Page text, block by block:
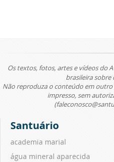
Os textos, fotos, artes e vídeos do
brasileira
Não reproduza o conteúdo em
impresso, sem
Santuário
academia marial
água mineral aparecida